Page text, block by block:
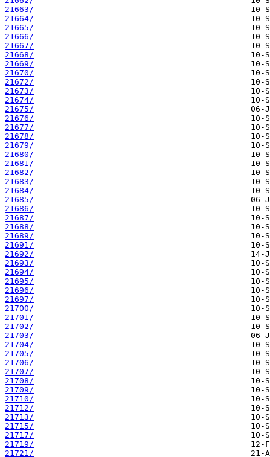
21663/
21664/
21665/
21666/
21667/
21668/
21669/
21670/
21672/
21673/
21674/
21675/
21676/
21677/
21678/
21679/
21680/
21681/
21682/
21683/
21684/
21685/
21686/
21687/
21688/
21689/
21691/
21692/
21693/
21694/
21695/
21696/
21697/
21700/
21701/
21702/
21703/
21704/
21705/
21706/
21707/
21708/
21709/
21710/
21712/
21713/
21715/
21717/
21719/
21721/